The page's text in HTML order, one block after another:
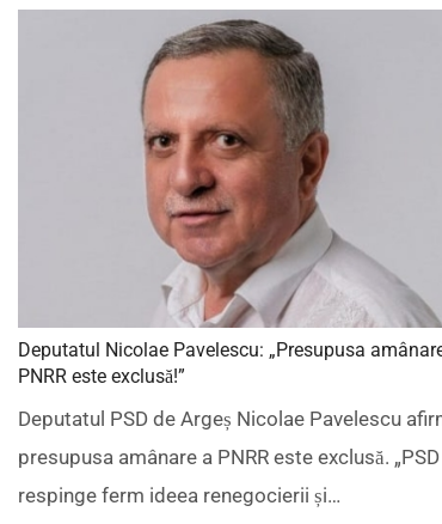
Deputatul Nicolae Pavelescu: „Presupusa
PNRR este exclusă!”
Deputatul PSD de Argeș Nicolae Pavelescu
presupusa amânare a PNRR este exclusă. „PSD
respinge ferm ideea renegocierii și…